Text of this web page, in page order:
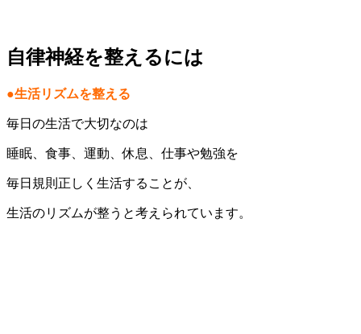
自律神経を整えるには
●生活リズムを整える
毎日の生活で大切なのは
睡眠、食事、運動、休息、仕事や勉強を
毎日規則正しく生活することが、
生活のリズムが整うと考えられています。